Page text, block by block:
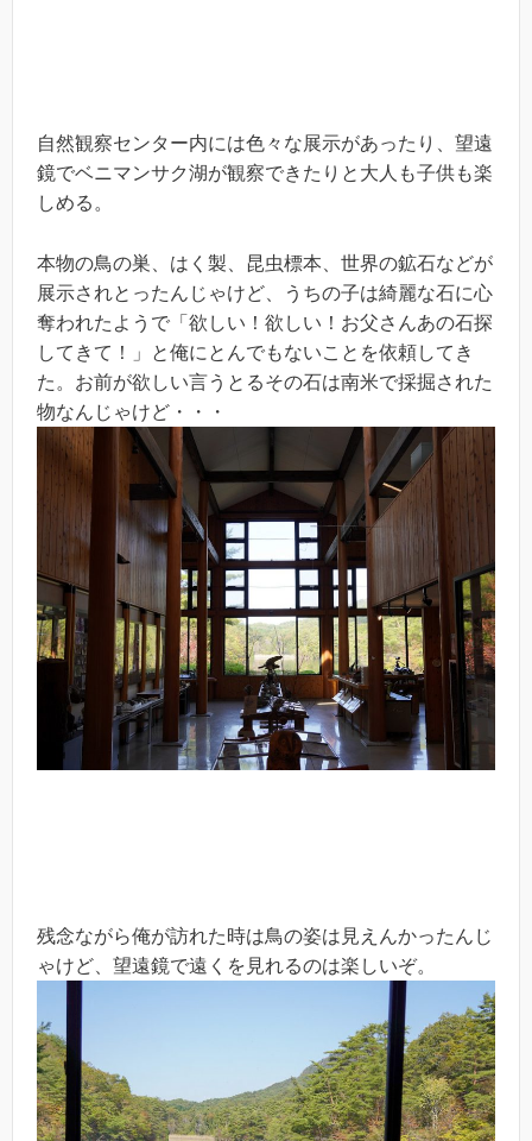
自然観察センター内には色々な展示があったり、望遠
鏡でベニマンサク湖が観察できたりと大人も子供も楽
しめる。
本物の鳥の巣、はく製、昆虫標本、世界の鉱石などが
展示されとったんじゃけど、うちの子は綺麗な石に心
奪われたようで「欲しい！欲しい！お父さんあの石探
してきて！」と俺にとんでもないことを依頼してき
た。お前が欲しい言うとるその石は南米で採掘された
物なんじゃけど・・・
残念ながら俺が訪れた時は鳥の姿は見えんかったんじ
ゃけど、望遠鏡で遠くを見れるのは楽しいぞ。